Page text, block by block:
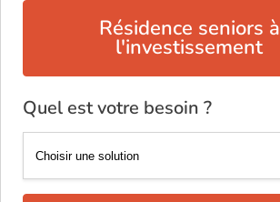
Résidence seniors à
l'investissement
Quel est votre besoin ?